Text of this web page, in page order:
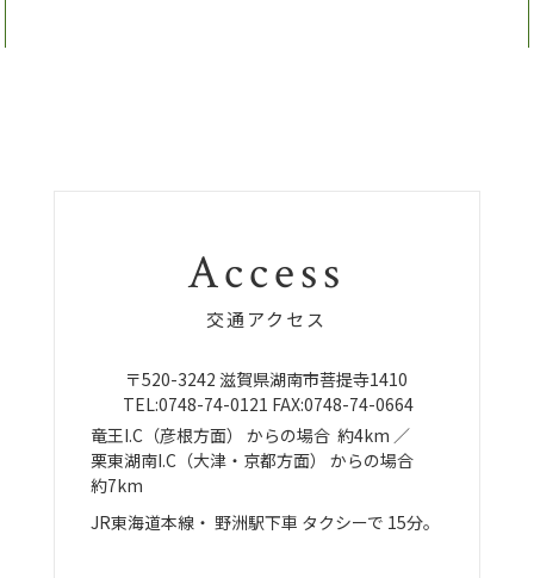
Access
交通アクセス
〒520-3242 滋賀県湖南市菩提寺1410
TEL:0748-74-0121 FAX:0748-74-0664
竜王I.C（彦根方面） からの場合 約4km ／
栗東湖南I.C（大津・京都方面）
からの場合
約7km
JR東海道本線・ 野洲駅下車 タクシーで 15分。